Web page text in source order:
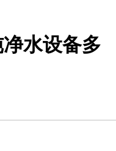
水设备多